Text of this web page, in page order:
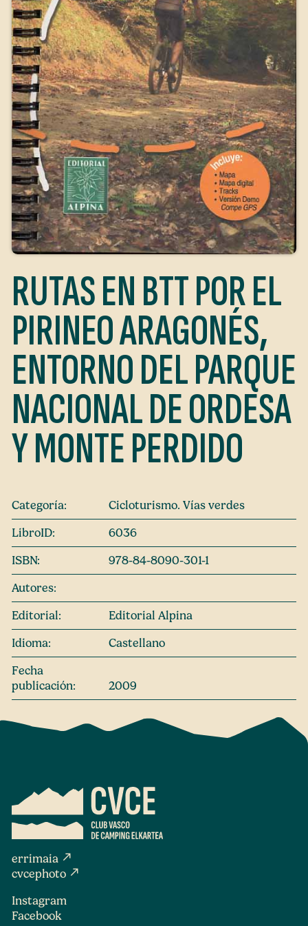
RUTAS EN BTT POR EL
PIRINEO ARAGONÉS,
ENTORNO DEL PARQUE
NACIONAL DE ORDESA
Y MONTE PERDIDO
Categoría:
Cicloturismo. Vías verdes
LibroID:
6036
ISBN:
978-84-8090-301-1
Autores:
Editorial:
Editorial Alpina
Idioma:
Castellano
Fecha
publicación:
2009
errimaia north_east
cvcephoto north_east
Instagram
Facebook